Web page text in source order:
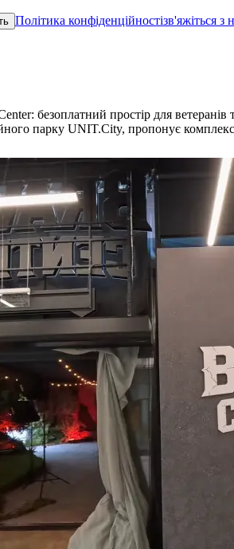
Політика конфіденційностізв'яжіться з
безоплатний простір для ветеранів
парку UNIT.City, пропонує